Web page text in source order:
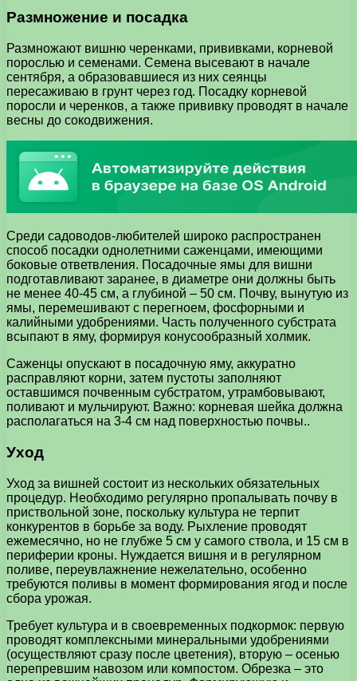
Размножение и посадка
Размножают вишню черенками, прививками, корневой
порослью и семенами. Семена высевают в начале
сентября, а образовавшиеся из них сеянцы
пересаживаю в грунт через год. Посадку корневой
поросли и черенков, а также прививку проводят в начале
весны до сокодвижения.
Среди садоводов-любителей широко распространен
способ посадки однолетними саженцами, имеющими
боковые ответвления. Посадочные ямы для вишни
подготавливают заранее, в диаметре они должны быть
не менее 40-45 см, а глубиной – 50 см. Почву, вынутую из
ямы, перемешивают с перегноем, фосфорными и
калийными удобрениями. Часть полученного субстрата
всыпают в яму, формируя конусообразный холмик.
Саженцы опускают в посадочную яму, аккуратно
расправляют корни, затем пустоты заполняют
оставшимся почвенным субстратом, утрамбовывают,
поливают и мульчируют. Важно: корневая шейка должна
располагаться на 3-4 см над поверхностью почвы..
Уход
Уход за вишней состоит из нескольких обязательных
процедур. Необходимо регулярно пропалывать почву в
приствольной зоне, поскольку культура не терпит
конкурентов в борьбе за воду. Рыхление проводят
ежемесячно, но не глубже 5 см у самого ствола, и 15 см в
периферии кроны. Нуждается вишня и в регулярном
поливе, переувлажнение нежелательно, особенно
требуются поливы в момент формирования ягод и после
сбора урожая.
Требует культура и в своевременных подкормок: первую
проводят комплексными минеральными удобрениями
(осуществляют сразу после цветения), вторую – осенью
перепревшим навозом или компостом. Обрезка – это